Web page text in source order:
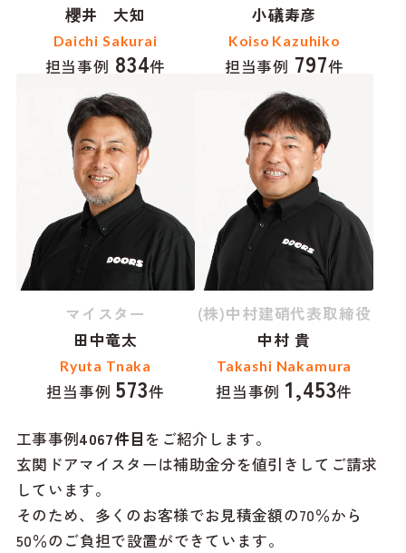
櫻井 大知
Daichi Sakurai
担当事例 834件
小礒寿彦
Koiso Kazuhiko
担当事例 797件
マイスター
田中竜太
Ryuta Tnaka
担当事例 573件
(株)中村建硝代表取締役
中村 貴
Takashi Nakamura
担当事例 1,453件
工事事例4067件目をご紹介します。
玄関ドアマイスターは補助金分を値引きしてご請求
しています。
そのため、多くのお客様でお見積金額の70％から
50％のご負担で設置ができています。